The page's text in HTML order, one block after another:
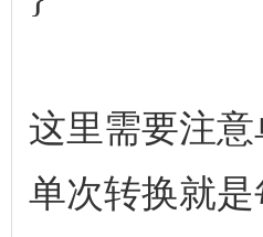
这里需要注
单次转换就